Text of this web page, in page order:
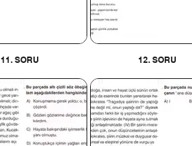
11. SORU 12. SORU